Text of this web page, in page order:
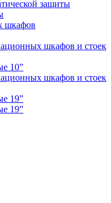
защиты
шкафов
шкафов и стоек
10”
шкафов и стоек
19”
19”